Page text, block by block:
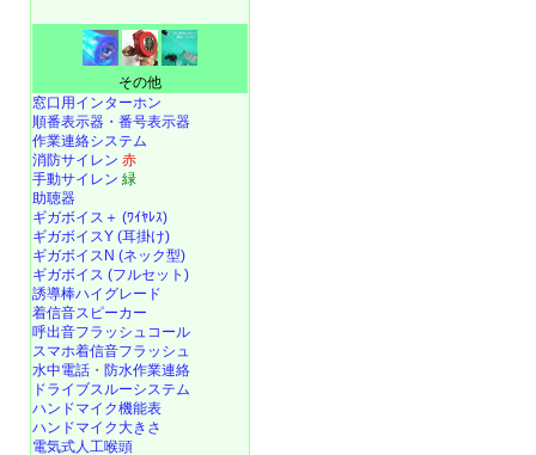
その他
窓口用インターホン
順番表示器・番号表示器
作業連絡システム
消防サイレン 赤
手動サイレン 緑
助聴器
ギガボイス＋ (ﾜｲﾔﾚｽ)
ギガボイスY (耳掛け)
ギガボイスN (ネック型)
ギガボイス (フルセット)
誘導棒ハイグレード
着信音スピーカー
呼出音フラッシュコール
スマホ着信音フラッシュ
水中電話 ・ 防水作業連絡
ドライブスルーシステム
ハンドマイク機能表
ハンドマイク大きさ
電気式人工喉頭